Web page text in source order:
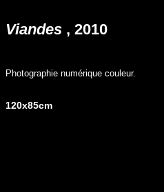
Viandes , 2010
Photographie numérique couleur.
120x85cm